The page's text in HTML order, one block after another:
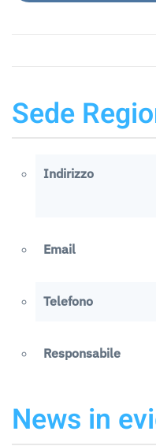
Sede
Indirizzo
Email
Telefono
Responsabile
News in